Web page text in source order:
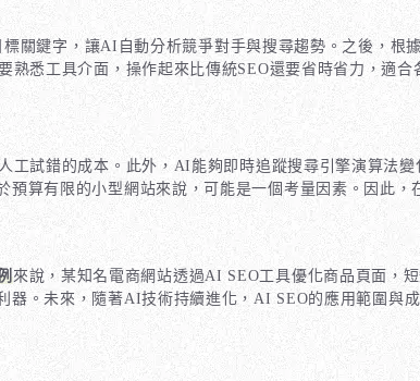
關鍵字，讓AI自動分析競爭對手與搜尋趨勢。之後，根
熟悉工具介面，操作起來比傳統SEO還要省時省力，適合
試錯的成本。此外，AI能夠即時追蹤搜尋引擎演算法變
算有限的小型網站來說，可能是一個考量因素。因此，
來說，某知名電商網站透過AI SEO工具優化商品頁面，
。未來，隨著AI技術持續進化，AI SEO的應用範圍與成